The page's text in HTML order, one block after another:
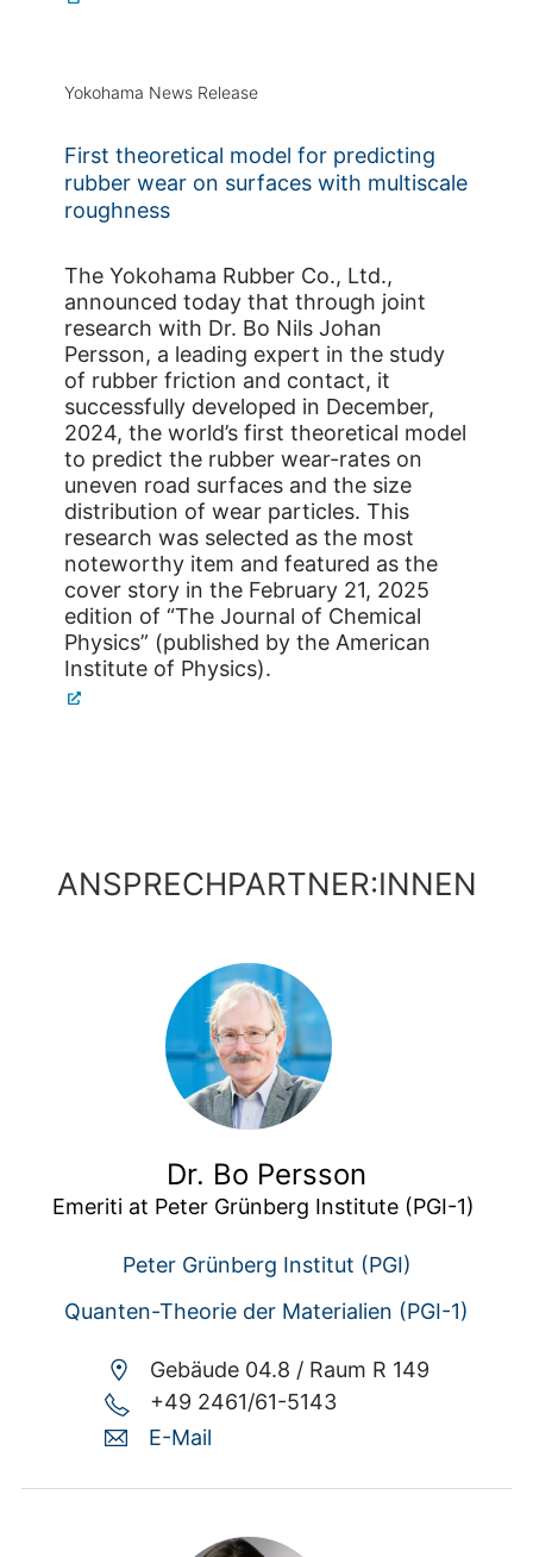
Yokohama News Release
First theoretical model for predicting
rubber wear on surfaces with multiscale
roughness
The Yokohama Rubber Co., Ltd.,
announced today that through joint
research with Dr. Bo Nils Johan
Persson, a leading expert in the study
of rubber friction and contact, it
successfully developed in December,
2024, the world’s first theoretical model
to predict the rubber wear-rates on
uneven road surfaces and the size
distribution of wear particles. This
research was selected as the most
noteworthy item and featured as the
cover story in the February 21, 2025
edition of “The Journal of Chemical
Physics” (published by the American
Institute of Physics).
ANSPRECHPARTNER:INNEN
Dr. Bo Persson
Emeriti at Peter Grünberg Institute (PGI-1)
Peter Grünberg Institut (PGI)
Quanten-Theorie der Materialien (PGI-1)
Gebäude 04.8 / Raum R 149
+49 2461/61-5143
E-Mail